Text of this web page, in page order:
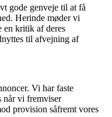
gode genveje til at få
Herinde møder vi
en kritik af deres
til afvejning af
Vi har faste
når vi fremviser
provision såfremt vores